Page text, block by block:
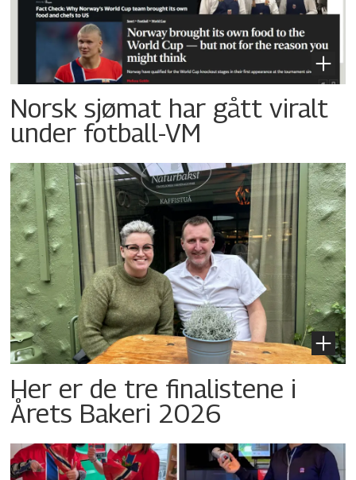
Norsk sjømat har gått viralt
under fotball-VM
Her er de tre finalistene i
Årets Bakeri 2026